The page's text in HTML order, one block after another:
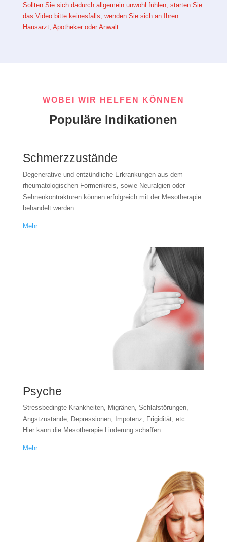
Sollten Sie sich dadurch allgemein unwohl fühlen, starten Sie
das Video bitte keinesfalls, wenden Sie sich an Ihren
Hausarzt, Apotheker oder Anwalt.
WOBEI WIR HELFEN KÖNNEN
Populäre Indikationen
Schmerzzustände
Degenerative und entzündliche Erkrankungen aus dem
rheumatologischen Formenkreis, sowie Neuralgien oder
Sehnenkontrakturen können erfolgreich mit der Mesotherapie
behandelt werden.
Mehr
Psyche
Stressbedingte Krankheiten, Migränen, Schlafstörungen,
Angstzustände, Depressionen, Impotenz, Frigidität, etc
Hier kann die Mesotherapie Linderung schaffen.
Mehr